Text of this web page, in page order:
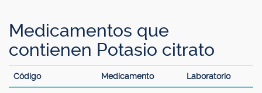
Medicamentos que
contienen Potasio citrato
Código Medicamento Laboratorio